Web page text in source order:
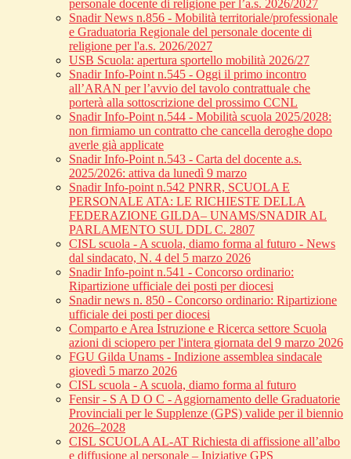
personale docente di religione per l’a.s. 2026/2027
Snadir News n.856 - Mobilità territoriale/professionale
e Graduatoria Regionale del personale docente di
religione per l'a.s. 2026/2027
USB Scuola: apertura sportello mobilità 2026/27
Snadir Info-Point n.545 - Oggi il primo incontro
all’ARAN per l’avvio del tavolo contrattuale che
porterà alla sottoscrizione del prossimo CCNL
Snadir Info-Point n.544 - Mobilità scuola 2025/2028:
non firmiamo un contratto che cancella deroghe dopo
averle già applicate
Snadir Info-Point n.543 - Carta del docente a.s.
2025/2026: attiva da lunedì 9 marzo
Snadir Info-point n.542 PNRR, SCUOLA E
PERSONALE ATA: LE RICHIESTE DELLA
FEDERAZIONE GILDA– UNAMS/SNADIR AL
PARLAMENTO SUL DDL C. 2807
CISL scuola - A scuola, diamo forma al futuro - News
dal sindacato, N. 4 del 5 marzo 2026
Snadir Info-point n.541 - Concorso ordinario:
Ripartizione ufficiale dei posti per diocesi
Snadir news n. 850 - Concorso ordinario: Ripartizione
ufficiale dei posti per diocesi
Comparto e Area Istruzione e Ricerca settore Scuola
azioni di sciopero per l'intera giornata del 9 marzo 2026
FGU Gilda Unams - Indizione assemblea sindacale
giovedì 5 marzo 2026
CISL scuola - A scuola, diamo forma al futuro
Fensir - S A D O C - Aggiornamento delle Graduatorie
Provinciali per le Supplenze (GPS) valide per il biennio
2026–2028
CISL SCUOLA AL-AT Richiesta di affissione all’albo
e diffusione al personale – Iniziative GPS